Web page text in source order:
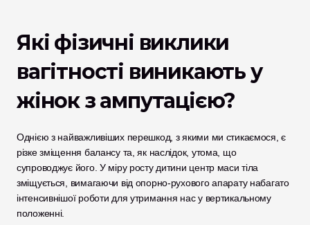
Які фізичні виклики
вагітності виникають у
жінок з ампутацією?
Однією з найважливіших перешкод, з якими ми стикаємося, є
різке зміщення балансу та, як наслідок, утома, що
супроводжує його. У міру росту дитини центр маси тіла
зміщується, вимагаючи від опорно-рухового апарату набагато
інтенсивнішої роботи для утримання нас у вертикальному
положенні.